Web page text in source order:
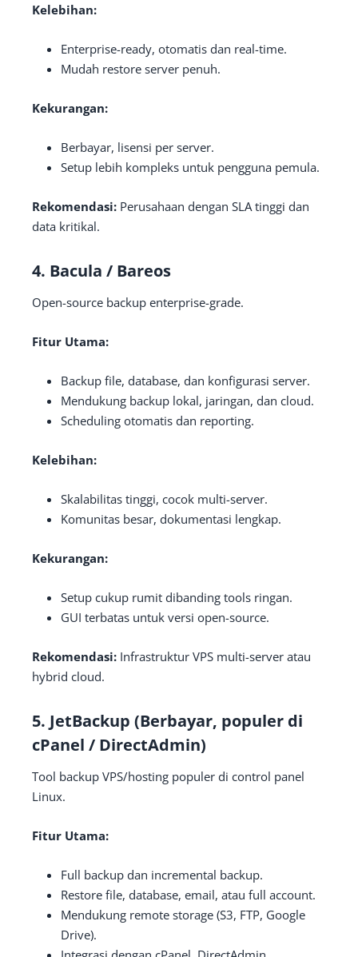
Kelebihan:
Enterprise-ready, otomatis dan real-time.
Mudah restore server penuh.
Kekurangan:
Berbayar, lisensi per server.
Setup lebih kompleks untuk pengguna pemula.
Rekomendasi: Perusahaan dengan SLA tinggi dan
data kritikal.
4. Bacula / Bareos
Open-source backup enterprise-grade.
Fitur Utama:
Backup file, database, dan konfigurasi server.
Mendukung backup lokal, jaringan, dan cloud.
Scheduling otomatis dan reporting.
Kelebihan:
Skalabilitas tinggi, cocok multi-server.
Komunitas besar, dokumentasi lengkap.
Kekurangan:
Setup cukup rumit dibanding tools ringan.
GUI terbatas untuk versi open-source.
Rekomendasi: Infrastruktur VPS multi-server atau
hybrid cloud.
5. JetBackup (Berbayar, populer di
cPanel / DirectAdmin)
Tool backup VPS/hosting populer di control panel
Linux.
Fitur Utama:
Full backup dan incremental backup.
Restore file, database, email, atau full account.
Mendukung remote storage (S3, FTP, Google
Drive).